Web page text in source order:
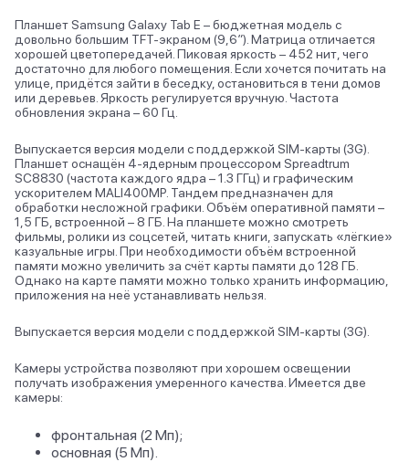
Samsung Galaxy Tab A9
Samsung Galaxy Tab A10 Galaxy Tab E
Планшет Samsung Galaxy Tab E – бюджетная модель с
довольно большим TFT-экраном (9,6″). Матрица отличается
хорошей цветопередачей. Пиковая яркость – 452 нит, чего
достаточно для любого помещения. Если хочется почитать на
улице, придётся зайти в беседку, остановиться в тени домов
или деревьев. Яркость регулируется вручную. Частота
обновления экрана – 60 Гц.
Выпускается версия модели с поддержкой SIM-карты (3G).
Планшет оснащён 4-ядерным процессором Spreadtrum
SC8830 (частота каждого ядра – 1.3 ГГц) и графическим
ускорителем MALI400MP. Тандем предназначен для
обработки несложной графики. Объём оперативной памяти –
1,5 ГБ, встроенной – 8 ГБ. На планшете можно смотреть
фильмы, ролики из соцсетей, читать книги, запускать «лёгкие»
казуальные игры. При необходимости объём встроенной
памяти можно увеличить за счёт карты памяти до 128 ГБ.
Однако на карте памяти можно только хранить информацию,
приложения на неё устанавливать нельзя.
Выпускается версия модели с поддержкой SIM-карты (3G).
Камеры устройства позволяют при хорошем освещении
получать изображения умеренного качества. Имеется две
камеры:
фронтальная (2 Мп);
основная (5 Мп).